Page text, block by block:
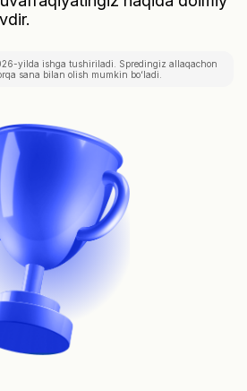
yilda ishga tushiriladi. Spredingiz allaqachon
sana bilan olish mumkin boʻladi.